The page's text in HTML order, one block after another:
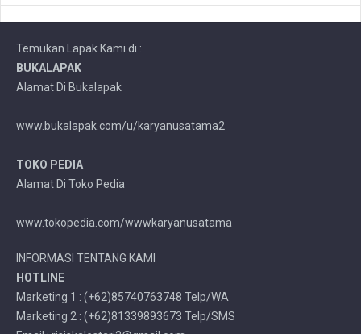
Temukan Lapak Kami di :
BUKALAPAK
Alamat Di Bukalapak
www.bukalapak.com/u/karyanusatama2
TOKO PEDIA
Alamat Di Toko Pedia
www.tokopedia.com/wwwkaryanusatama
INFORMASI TENTANG KAMI
HOTLINE
Marketing 1 : (+62)85740763748 Telp/WA
Marketing 2 : (+62)81339893673 Telp/SMS